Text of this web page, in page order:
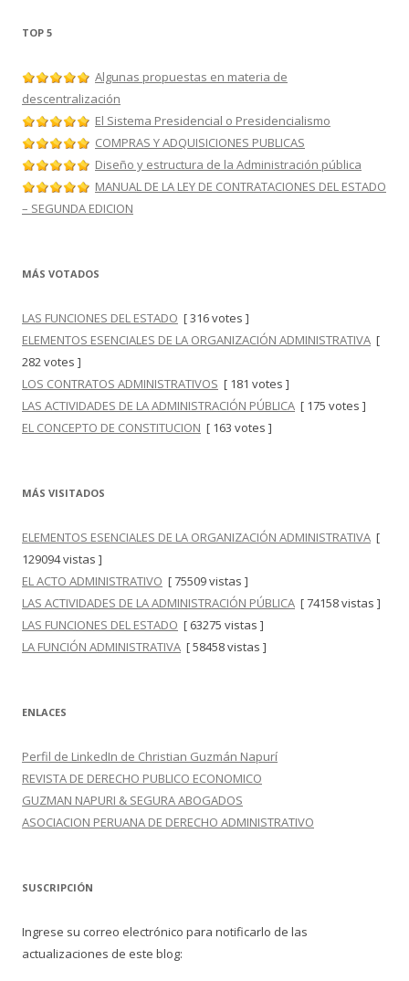
TOP 5
Algunas propuestas en materia de
descentralización
El Sistema Presidencial o Presidencialismo
COMPRAS Y ADQUISICIONES PUBLICAS
Diseño y estructura de la Administración pública
MANUAL DE LA LEY DE CONTRATACIONES DEL ESTADO
– SEGUNDA EDICION
MÁS VOTADOS
LAS FUNCIONES DEL ESTADO [ 316 votes ]
ELEMENTOS ESENCIALES DE LA ORGANIZACIÓN ADMINISTRATIVA [
282 votes ]
LOS CONTRATOS ADMINISTRATIVOS [ 181 votes ]
LAS ACTIVIDADES DE LA ADMINISTRACIÓN PÚBLICA [ 175 votes ]
EL CONCEPTO DE CONSTITUCION [ 163 votes ]
MÁS VISITADOS
ELEMENTOS ESENCIALES DE LA ORGANIZACIÓN ADMINISTRATIVA [
129094 vistas ]
EL ACTO ADMINISTRATIVO [ 75509 vistas ]
LAS ACTIVIDADES DE LA ADMINISTRACIÓN PÚBLICA [ 74158 vistas ]
LAS FUNCIONES DEL ESTADO [ 63275 vistas ]
LA FUNCIÓN ADMINISTRATIVA [ 58458 vistas ]
ENLACES
Perfil de LinkedIn de Christian Guzmán Napurí
REVISTA DE DERECHO PUBLICO ECONOMICO
GUZMAN NAPURI & SEGURA ABOGADOS
ASOCIACION PERUANA DE DERECHO ADMINISTRATIVO
SUSCRIPCIÓN
Ingrese su correo electrónico para notificarlo de las
actualizaciones de este blog: